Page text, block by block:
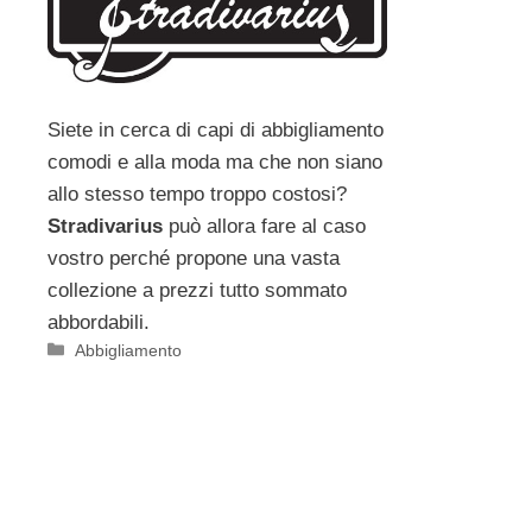
Siete in cerca di capi di abbigliamento
comodi e alla moda ma che non siano
allo stesso tempo troppo costosi?
Stradivarius può allora fare al caso
vostro perché propone una vasta
collezione a prezzi tutto sommato
abbordabili.
Categorie
Abbigliamento